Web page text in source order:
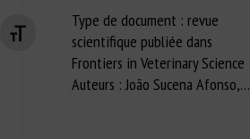
Changer la taille de la police
Type de document : revue
scientifique publiée dans
Frontiers in Veterinary Science
Auteurs : João Sucena Afonso,…